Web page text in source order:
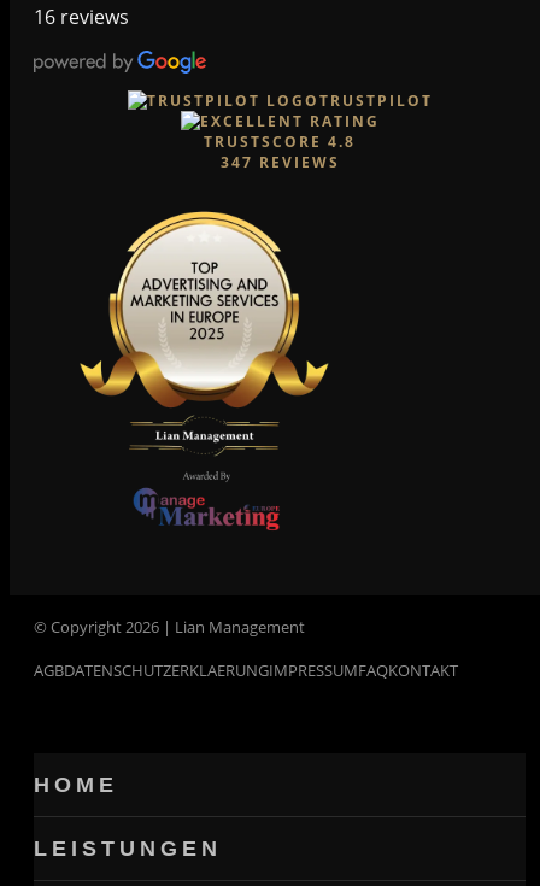
16 reviews
TRUSTPILOT
TRUSTSCORE 4.8
347 REVIEWS
© Copyright 2026 | Lian Management
AGBDATENSCHUTZERKLAERUNGIMPRESSUMFAQKONTAKT
HOME
LEISTUNGEN